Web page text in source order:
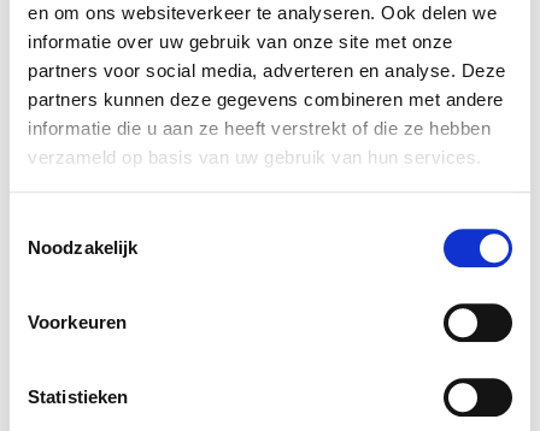
en om ons websiteverkeer te analyseren. Ook delen we
informatie over uw gebruik van onze site met onze
partners voor social media, adverteren en analyse. Deze
partners kunnen deze gegevens combineren met andere
informatie die u aan ze heeft verstrekt of die ze hebben
verzameld op basis van uw gebruik van hun services.
Noodzakelijk
Voorkeuren
Statistieken